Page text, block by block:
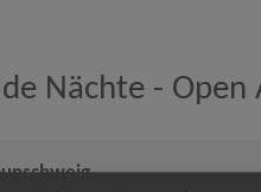
Nächte - Open